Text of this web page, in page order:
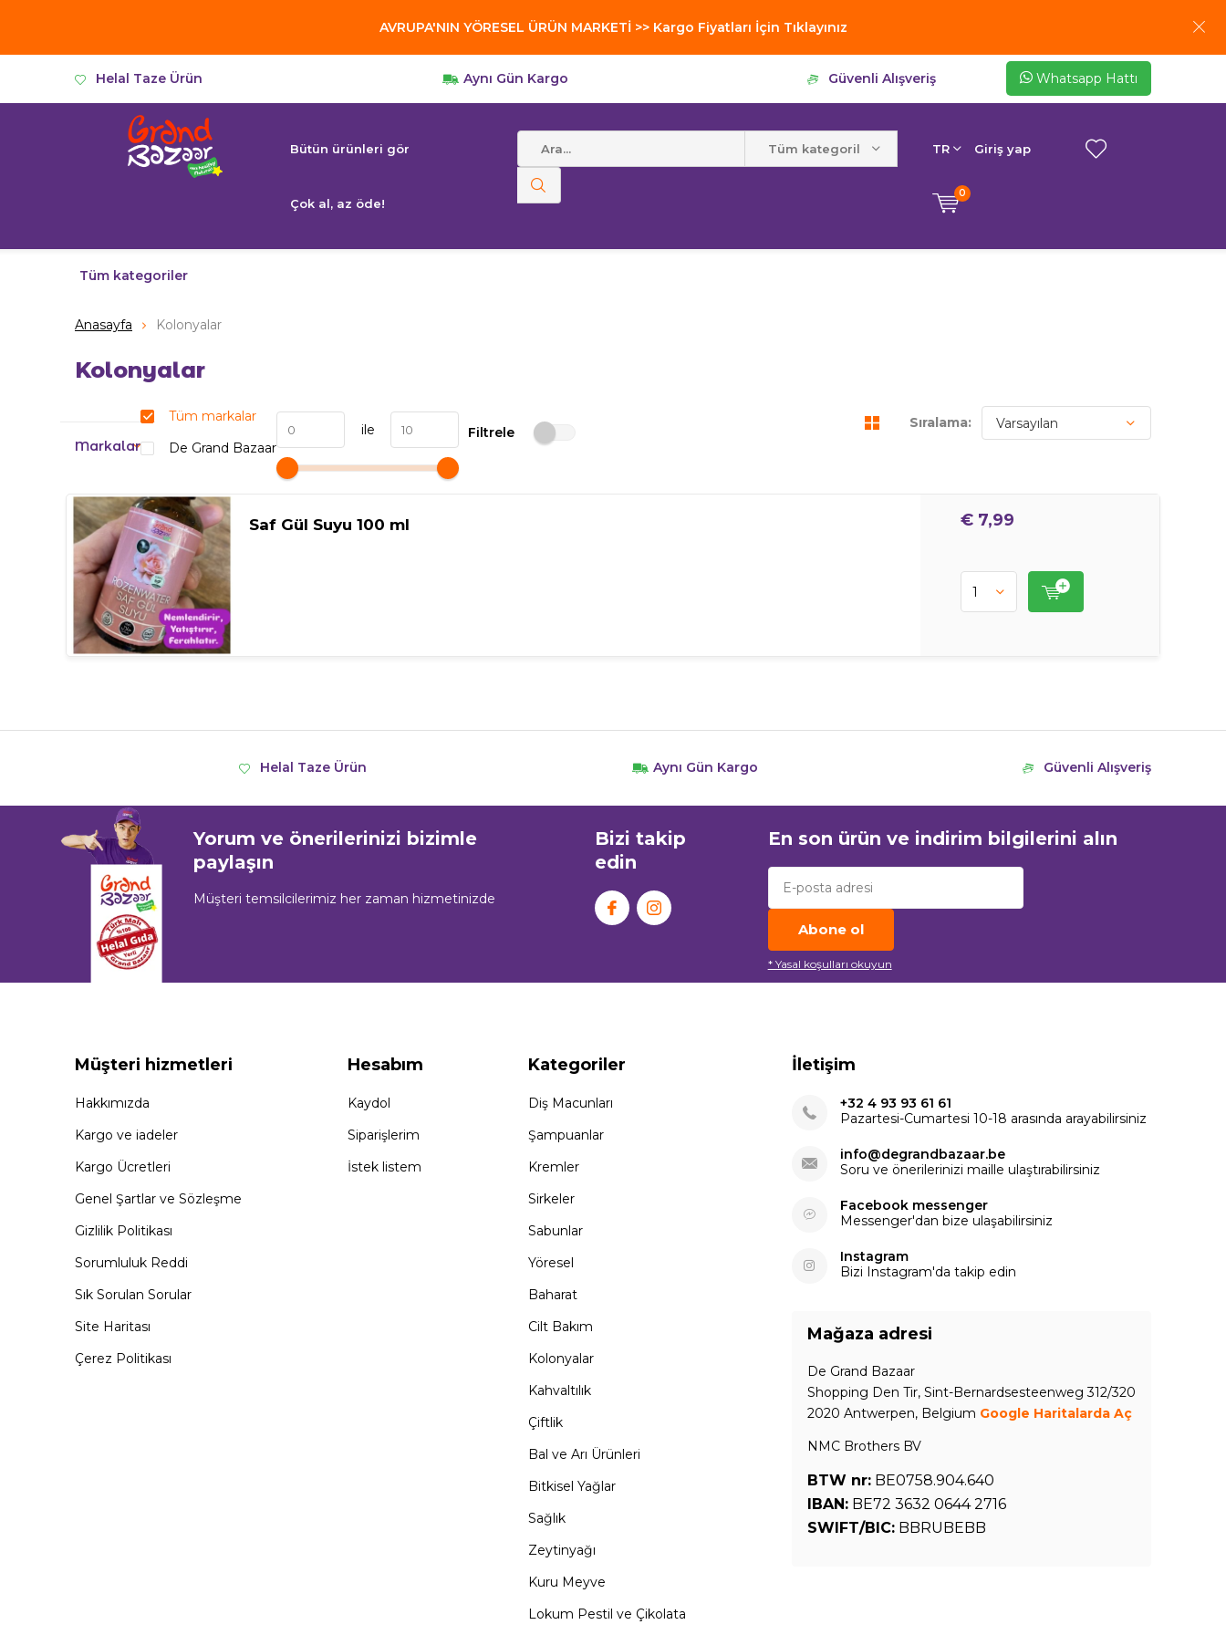
AVRUPA'NIN YÖRESEL ÜRÜN MARKETİ >> Kargo Fiyatları İçin Tıklayınız
Helal Taze Ürün Aynı Gün Kargo Güvenli Alışveriş Whatsapp Hattı
Bütün ürünleri gör
Çok al, az öde!
Tüm kategoriler TR Giriş yap
0
Tüm kategoriler
Anasayfa Kolonyalar
Kolonyalar
Markalar
Tüm markalar
De Grand Bazaar
ile Filtrele
Sıralama:
Saf Gül Suyu 100 ml € 7,99
Helal Taze Ürün Aynı Gün Kargo Güvenli Alışveriş
Yorum ve önerilerinizi bizimle
paylaşın
Müşteri temsilcilerimiz her zaman hizmetinizde
Bizi takip
edin
En son ürün ve indirim bilgilerini alın
Abone ol
* Yasal koşulları okuyun
Müşteri hizmetleri
Hakkımızda
Kargo ve iadeler
Kargo Ücretleri
Genel Şartlar ve Sözleşme
Gizlilik Politikası
Sorumluluk Reddi
Sık Sorulan Sorular
Site Haritası
Çerez Politikası
Hesabım
Kaydol
Siparişlerim
İstek listem
Kategoriler
Diş Macunları
Şampuanlar
Kremler
Sirkeler
Sabunlar
Yöresel
Baharat
Cilt Bakım
Kolonyalar
Kahvaltılık
Çiftlik
Bal ve Arı Ürünleri
Bitkisel Yağlar
Sağlık
Zeytinyağı
Kuru Meyve
Lokum Pestil ve Çikolata
İletişim
+32 4 93 93 61 61
Pazartesi-Cumartesi 10-18 arasında arayabilirsiniz
info@degrandbazaar.be
Soru ve önerilerinizi maille ulaştırabilirsiniz
Facebook messenger
Messenger'dan bize ulaşabilirsiniz
Instagram
Bizi Instagram'da takip edin
Mağaza adresi
De Grand Bazaar
Shopping Den Tir, Sint-Bernardsesteenweg 312/320
2020 Antwerpen, Belgium Google Haritalarda Aç
NMC Brothers BV
BTW nr:BE0758.904.640
IBAN:BE72 3632 0644 2716
SWIFT/BIC:BBRUBEBB